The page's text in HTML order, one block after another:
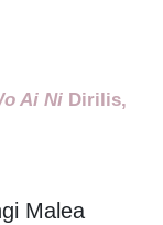
Ai Ni Dirilis,
Malea